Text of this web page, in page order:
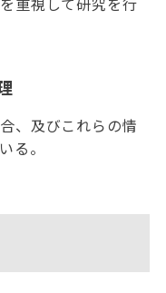
、及びこれらの情
る。